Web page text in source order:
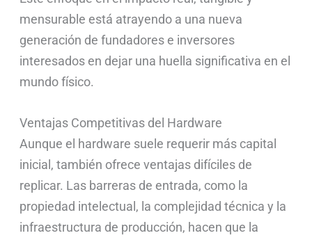
mensurable está atrayendo a una nueva
generación de fundadores e inversores
interesados en dejar una huella significativa en el
mundo físico.
Ventajas Competitivas del Hardware
Aunque el hardware suele requerir más capital
inicial, también ofrece ventajas difíciles de
replicar. Las barreras de entrada, como la
propiedad intelectual, la complejidad técnica y la
infraestructura de producción, hacen que la